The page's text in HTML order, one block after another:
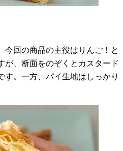
今回の商品の主役はりんご！と
が、断面をのぞくとカスタード
す。一方、パイ生地はしっかり